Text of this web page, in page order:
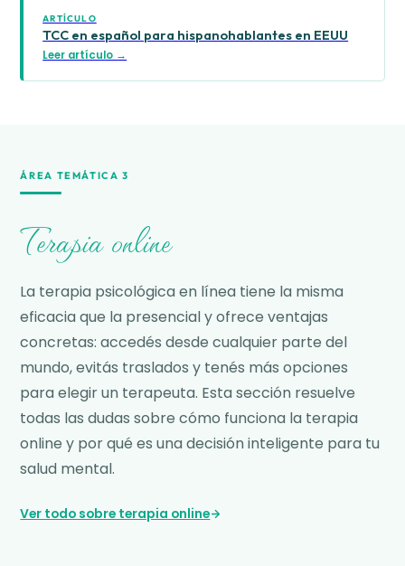
ARTÍCULO
TCC en español para hispanohablantes en EEUU
Leer artículo →
ÁREA TEMÁTICA 3
Terapia online
La terapia psicológica en línea tiene la misma
eficacia que la presencial y ofrece ventajas
concretas: accedés desde cualquier parte del
mundo, evitás traslados y tenés más opciones
para elegir un terapeuta. Esta sección resuelve
todas las dudas sobre cómo funciona la terapia
online y por qué es una decisión inteligente para tu
salud mental.
Ver todo sobre terapia online